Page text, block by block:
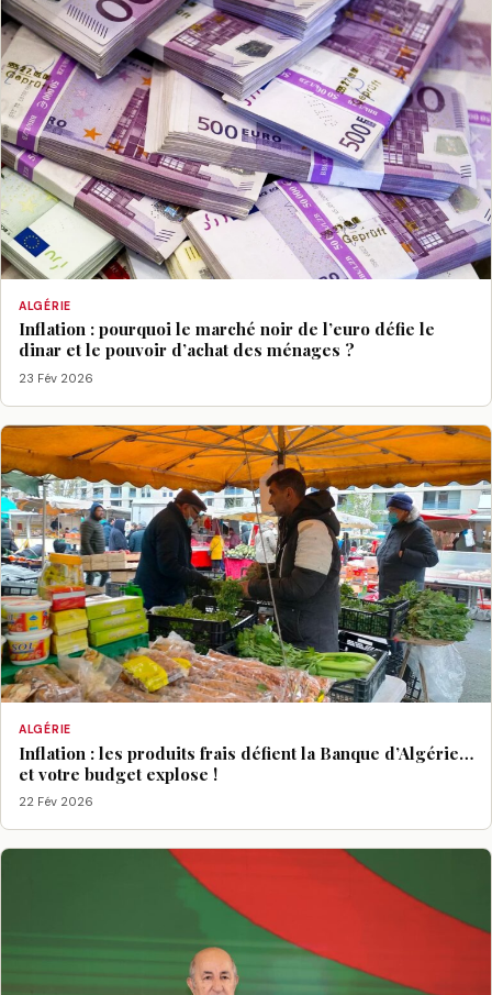
ALGÉRIE
Inflation : pourquoi le marché noir de l’euro défie le
dinar et le pouvoir d’achat des ménages ?
23 Fév 2026
ALGÉRIE
Inflation : les produits frais défient la Banque d’Algérie…
et votre budget explose !
22 Fév 2026